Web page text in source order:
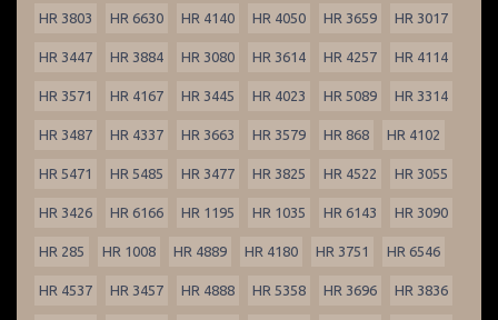
HR 3803 HR 6630 HR 4140 HR 4050 HR 3659 HR 3017
HR 3447 HR 3884 HR 3080 HR 3614 HR 4257 HR 4114
HR 3571 HR 4167 HR 3445 HR 4023 HR 5089 HR 3314
HR 3487 HR 4337 HR 3663 HR 3579 HR 868 HR 4102
HR 5471 HR 5485 HR 3477 HR 3825 HR 4522 HR 3055
HR 3426 HR 6166 HR 1195 HR 1035 HR 6143 HR 3090
HR 285 HR 1008 HR 4889 HR 4180 HR 3751 HR 6546
HR 4537 HR 3457 HR 4888 HR 5358 HR 3696 HR 3836